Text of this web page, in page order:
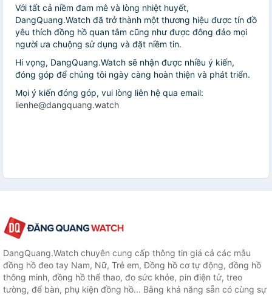
Với tất cả niềm đam mê và lòng nhiệt huyết,
DangQuang.Watch đã trở thành một thương hiệu được tín đồ
yêu thích đồng hồ quan tâm cũng như được đông đảo mọi
người ưa chuộng sử dụng và đặt niềm tin.
Hi vọng, DangQuang.Watch sẽ nhận được nhiều ý kiến,
đóng góp để chúng tôi ngày càng hoàn thiện và phát triển.
Mọi ý kiến đóng góp, vui lòng liên hệ qua email:
lienhe@dangquang.watch
DangQuang.Watch chuyên cung cấp thông tin giá cả các mẫu
đồng hồ đeo tay Nam, Nữ, Trẻ em, Đồng hồ cơ tự động, đồng hồ
thông minh, đồng hồ thể thao, đo sức khỏe, pin điện tử, treo
tường, để bàn, phụ kiện đồng hồ... Bằng khả năng sẵn có cùng sự